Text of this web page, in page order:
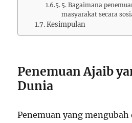
5. Bagaimana
masyarakat secara
Kesimpulan
Penemuan Ajaib
Dunia
Penemuan yang